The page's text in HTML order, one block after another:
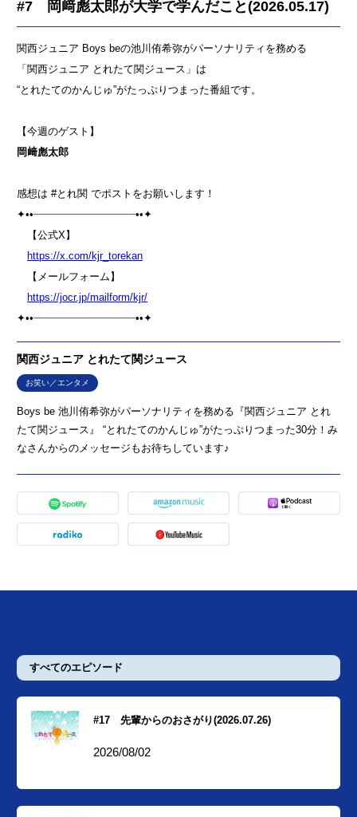
#7 岡﨑彪太郎が大学で学んだこと(2026.05.17)
関西ジュニア Boys beの池川侑希弥がパーソナリティを務める
「関西ジュニア とれたて関ジュース」は
“とれたてのかんじゅ”がたっぷりつまった番組です。
【今週のゲスト】
岡﨑彪太郎
感想は #とれ関 でポストをお願いします！
✦••┈┈┈┈┈┈┈┈┈┈┈┈┈┈┈┈••✦
【公式X】
⁠⁠⁠https://x.com/kjr_torekan⁠⁠⁠⁠
【メールフォーム】
⁠⁠⁠https://jocr.jp/mailform/kjr/⁠⁠⁠⁠
✦••┈┈┈┈┈┈┈┈┈┈┈┈┈┈┈┈••✦
関西ジュニア とれたて関ジュース
お笑い／エンタメ
Boys be 池川侑希弥がパーソナリティを務める『関西ジュニア とれ
たて関ジュース』 “とれたてのかんじゅ”がたっぷりつまった30分！み
なさんからのメッセージもお待ちしています♪
すべてのエピソード
#17 先輩からのおさがり(2026.07.26)
2026/08/02